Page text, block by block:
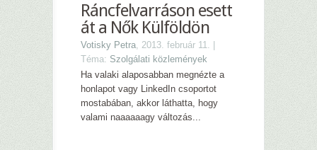
Ráncfelvarráson esett
át a Nők Külföldön
Votisky Petra, 2013. február 11. |
Téma: Szolgálati közlemények
Ha valaki alaposabban megnézte a
honlapot vagy LinkedIn csoportot
mostabában, akkor láthatta, hogy
valami naaaaaagy változás...